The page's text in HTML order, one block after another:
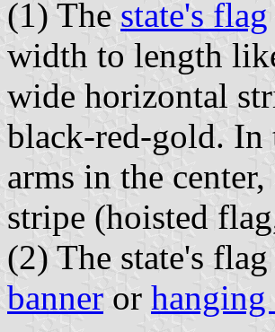
(1) The state's flag
width to length
wide horizontal
black-red-gold. In
arms in the
stripe (hoisted
(2) The state's
banner or hanging